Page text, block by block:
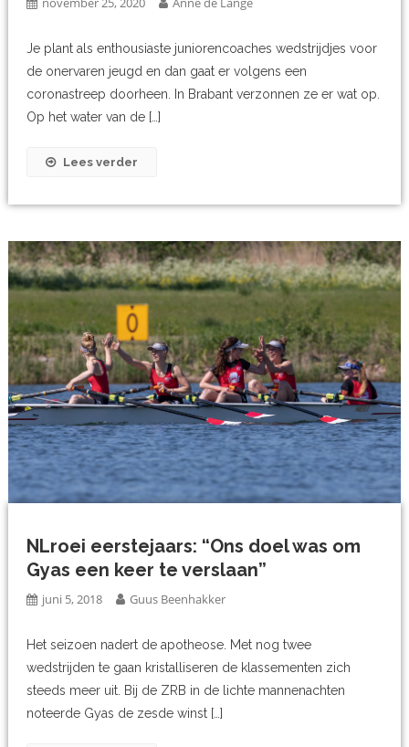
Je plant als enthousiaste juniorencoaches wedstrijdjes voor
de onervaren jeugd en dan gaat er volgens een
coronastreep doorheen. In Brabant verzonnen ze er wat op.
Op het water van de […]
Lees verder
NLroei eerstejaars: “Ons doel was om
Gyas een keer te verslaan”
juni 5, 2018 Guus Beenhakker
Het seizoen nadert de apotheose. Met nog twee
wedstrijden te gaan kristalliseren de klassementen zich
steeds meer uit. Bij de ZRB in de lichte mannenachten
noteerde Gyas de zesde winst […]